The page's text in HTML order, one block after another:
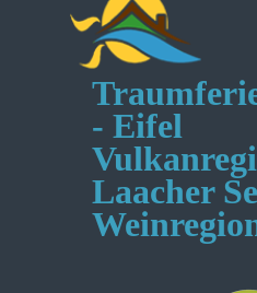
- Eifel
Laacher